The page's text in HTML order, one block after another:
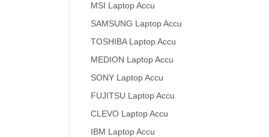
MSI Laptop Accu
SAMSUNG Laptop Accu
TOSHIBA Laptop Accu
MEDION Laptop Accu
SONY Laptop Accu
FUJITSU Laptop Accu
CLEVO Laptop Accu
IBM Laptop Accu